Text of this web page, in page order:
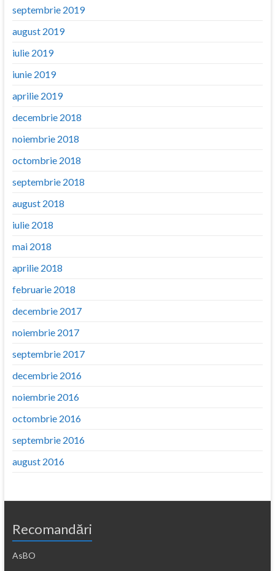
septembrie 2019
august 2019
iulie 2019
iunie 2019
aprilie 2019
decembrie 2018
noiembrie 2018
octombrie 2018
septembrie 2018
august 2018
iulie 2018
mai 2018
aprilie 2018
februarie 2018
decembrie 2017
noiembrie 2017
septembrie 2017
decembrie 2016
noiembrie 2016
octombrie 2016
septembrie 2016
august 2016
Recomandări
AsBO